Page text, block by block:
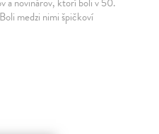
medzi nimi špičkoví